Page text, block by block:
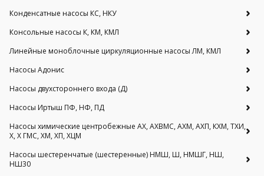
Конденсатные насосы КС, НКУ
Консольные насосы К, КМ, КМЛ
Линейные моноблочные циркуляционные насосы ЛМ, КМЛ
Насосы Адонис
Насосы двухстороннего входа (Д)
Насосы Иртыш ПФ, НФ, ПД
Насосы химические центробежные АХ, АХВМС, АХМ, АХП, КХМ, ТХИ,
Х, Х ГМС, ХМ, ХП, ХЦМ
Насосы шестеренчатые (шестеренные) НМШ, Ш, НМШГ, НШ,
НШ30